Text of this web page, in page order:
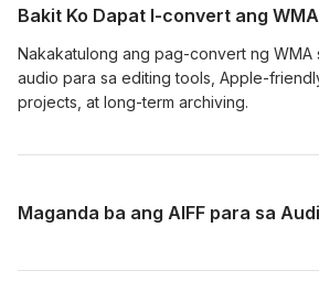
Bakit Ko Dapat I-convert ang WMA
Nakakatulong ang pag-convert ng WMA
audio para sa editing tools, Apple-
projects, at long-term archiving.
Maganda ba ang AIFF para sa